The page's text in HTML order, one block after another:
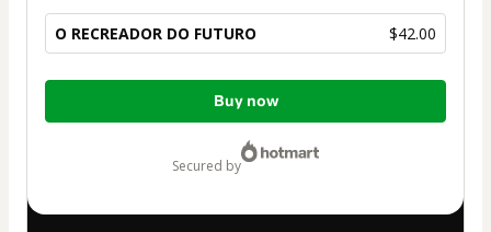
O RECREADOR DO FUTURO $42.00
Total
Buy now
secured by